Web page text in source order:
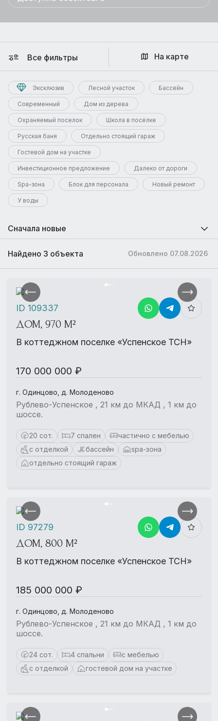
Все фильтры
Эксклюзив Лесной участок Бассейн
Современный Дом из дерева
Охраняемый поселок Школа в посёлке
Русская баня Отдельно стоящий гараж
Гостевой дом на участке
Инвестиционное предложение Далеко от дороги
Spa-зона Блок для персонала Новый ремонт
У воды
На карте
Сначала новые
Обновлено 07.08.2026
Найдено 3 объекта
ДОМ, 970 М²
В коттеджном поселке «Успенское ТСН»
170 000 000 ₽
г. Одинцово, д. Молоденово
Рублево-Успенское , 21 км до МКАД , 1 км до
шоссе.
20 сот. 7 спален
частично с мебелью
с отделкой
бассейн
spa-зона
отдельно стоящий гараж
ID 109337
ДОМ, 800 М²
В коттеджном поселке «Успенское ТСН»
185 000 000 ₽
г. Одинцово, д. Молоденово
Рублево-Успенское , 21 км до МКАД , 1 км до
шоссе.
24 сот. 4 спальни
с мебелью
с отделкой
гостевой дом на участке
ID 97279